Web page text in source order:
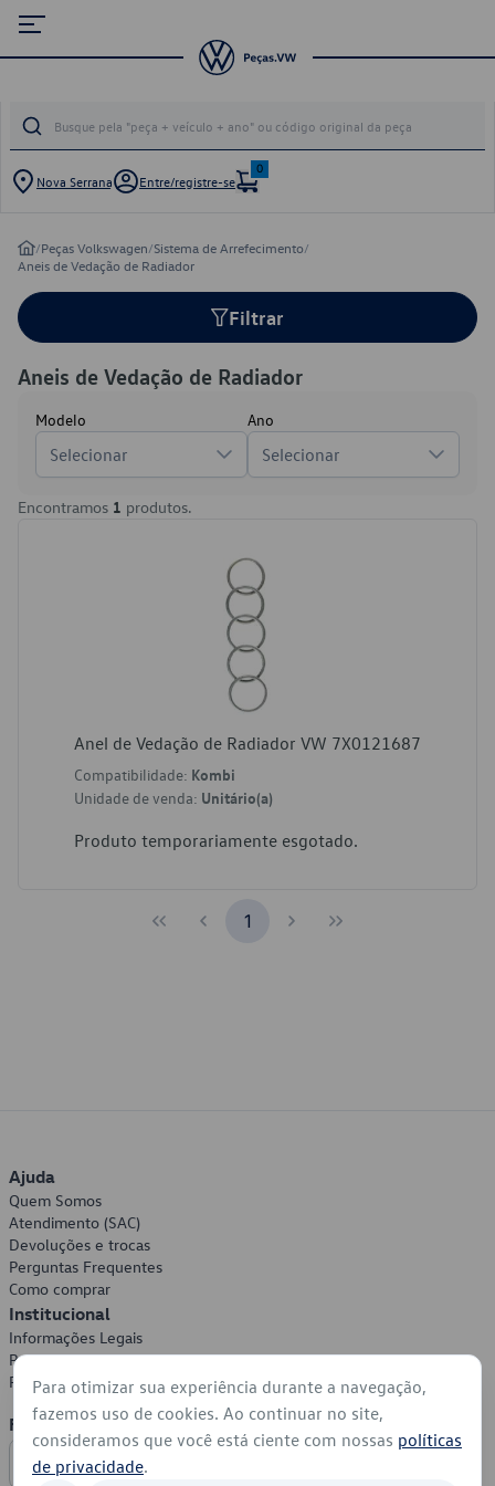
Nova Serrana Entre/registre-se
0
/Peças Volkswagen/Sistema de Arrefecimento/
Aneis de Vedação de Radiador
Filtrar
Aneis de Vedação de Radiador
Modelo
Selecionar
Ano
Selecionar
Encontramos 1 produtos.
Anel de Vedação de Radiador VW 7X0121687
Compatibilidade: Kombi
Unidade de venda: Unitário(a)
Produto temporariamente esgotado.
1
Ajuda
Quem Somos
Atendimento (SAC)
Devoluções e trocas
Perguntas Frequentes
Como comprar
Institucional
Informações Legais
Política de Privacidade
Política de Cookies
Formas de Pagamento
Para otimizar sua experiência durante a navegação,
fazemos uso de cookies. Ao continuar no site,
consideramos que você está ciente com nossas políticas
de privacidade.